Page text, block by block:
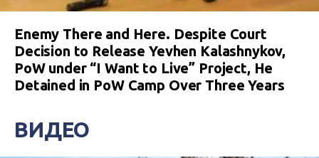
Enemy There and Here. Despite Court
Decision to Release Yevhen Kalashnykov,
PoW under “I Want to Live” Project, He
Detained in PoW Camp Over Three Years
ВИДЕО